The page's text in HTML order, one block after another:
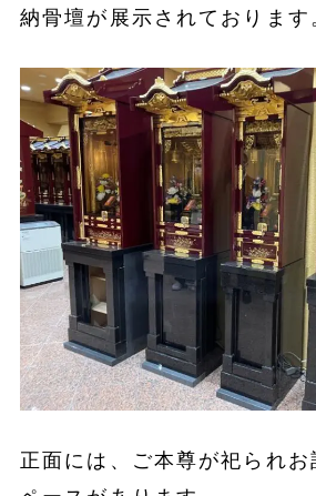
納骨壇が展示されております
正面には、ご本尊が祀られお